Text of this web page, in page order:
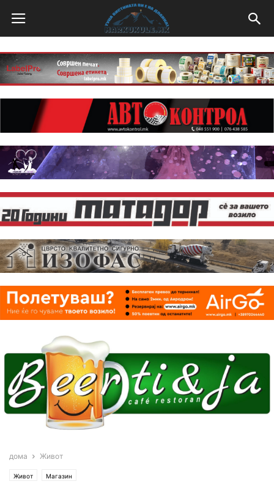
дома Живот
Живот Магазин